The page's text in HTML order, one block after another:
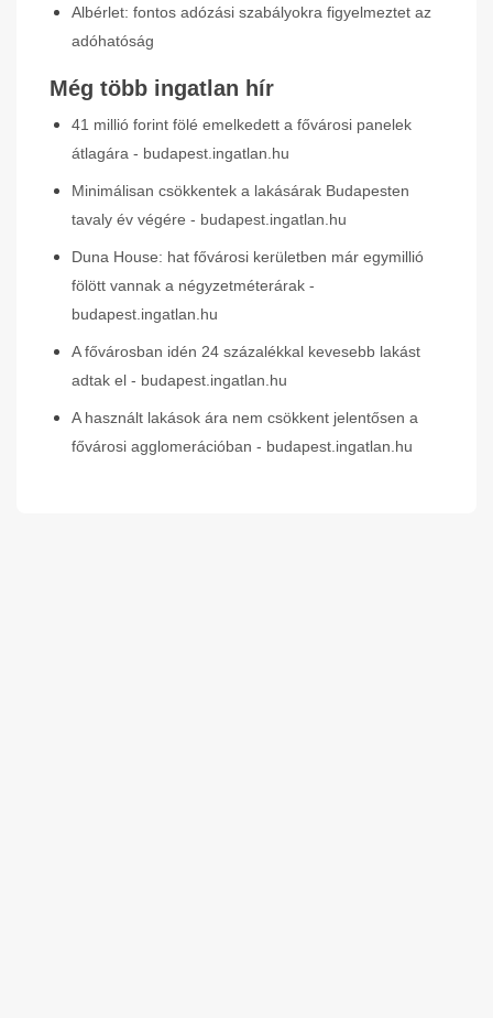
Albérlet: fontos adózási szabályokra figyelmeztet az
adóhatóság
Még több ingatlan hír
41 millió forint fölé emelkedett a fővárosi panelek
átlagára - budapest.ingatlan.hu
Minimálisan csökkentek a lakásárak Budapesten
tavaly év végére - budapest.ingatlan.hu
Duna House: hat fővárosi kerületben már egymillió
fölött vannak a négyzetméterárak -
budapest.ingatlan.hu
A fővárosban idén 24 százalékkal kevesebb lakást
adtak el - budapest.ingatlan.hu
A használt lakások ára nem csökkent jelentősen a
fővárosi agglomerációban - budapest.ingatlan.hu